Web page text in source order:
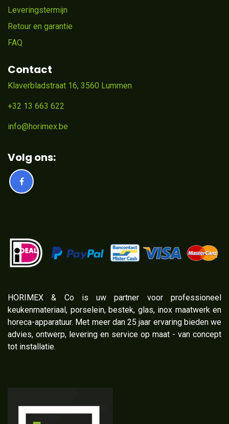
Leveringstermijn
Retour en garantie
FAQ
Contact
Klaverbladstraat 16, 3560 Lummen
+32 13 663 622
info@horimex.be
Volg ons:
​HORIMEX & Co is uw partner voor professioneel
keukenmateriaal, porselein, bestek, glas, inox maatwerk en
horeca-apparatuur. Met meer dan 25 jaar ervaring bieden we
advies, ontwerp, levering en service op maat - van concept
tot installatie.